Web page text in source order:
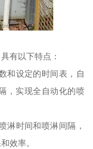
有以下特点：
和设定的时间表，自
，实现全自动化的喷
淋时间和喷淋间隔，
效率。